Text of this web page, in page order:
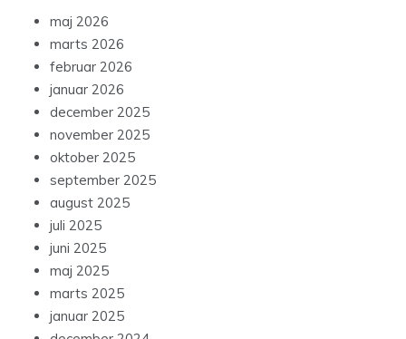
maj 2026
marts 2026
februar 2026
januar 2026
december 2025
november 2025
oktober 2025
september 2025
august 2025
juli 2025
juni 2025
maj 2025
marts 2025
januar 2025